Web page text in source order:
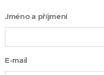
Jméno a příjmení
E-mail